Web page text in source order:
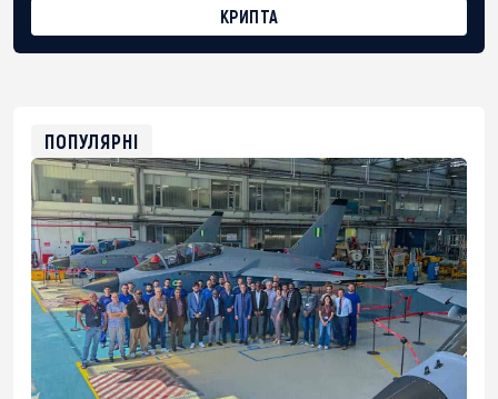
КРИПТА
0xfD02863D3289416fcF50975c9DFda13623f97758
ПОПУЛЯРНІ